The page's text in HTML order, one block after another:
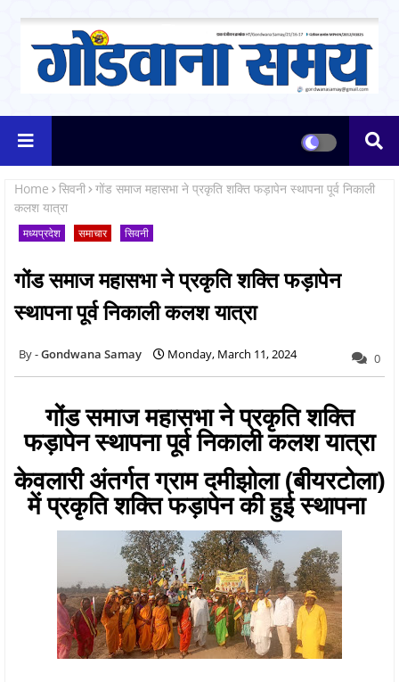
Home सिवनी गोंड समाज महासभा ने प्रकृति शक्ति फड़ापेन स्थापना पूर्व निकाली
कलश यात्रा
मध्यप्रदेश समाचार सिवनी
गोंड समाज महासभा ने प्रकृति शक्ति फड़ापेन
स्थापना पूर्व निकाली कलश यात्रा
Gondwana Samay Monday, March 11, 2024 0
गोंड समाज महासभा ने प्रकृति शक्ति
फड़ापेन स्थापना पूर्व निकाली कलश यात्रा
केवलारी अंतर्गत ग्राम दमीझोला (बीयरटोला)
में प्रकृति शक्ति फड़ापेन की हुई स्थापना